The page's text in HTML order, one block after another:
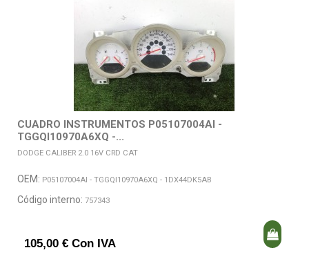
CUADRO INSTRUMENTOS P05107004AI -
TGGQI10970A6XQ -...
DODGE CALIBER 2.0 16V CRD CAT
OEM: P05107004AI - TGGQI10970A6XQ - 1DX44DK5AB
Código interno: 757343
105,00 € Con IVA